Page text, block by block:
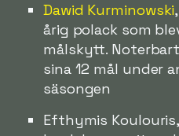
Dawid Kurminowski
årig polack som
målskytt.
sina 12 mål under
säsongen
Efthymis